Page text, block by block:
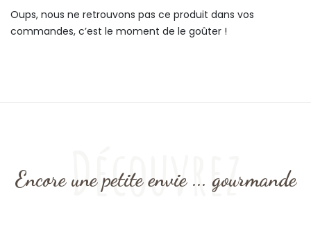
Oups, nous ne retrouvons pas ce produit dans vos
commandes, c’est le moment de le goûter !
Encore une petite envie ... gourmande
Découvrez